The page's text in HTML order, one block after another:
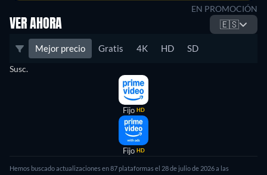
EN PROMOCIÓN
VER AHORA 🇪🇸
Mejor precio Gratis 4K HD SD
Susc.
Fijo HD
Fijo HD
Hemos buscado actualizaciones en 87 plataformas el 28 de julio de 2026 a las